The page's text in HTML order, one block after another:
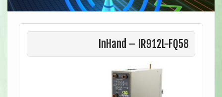
InHand – IR912L-FQ58